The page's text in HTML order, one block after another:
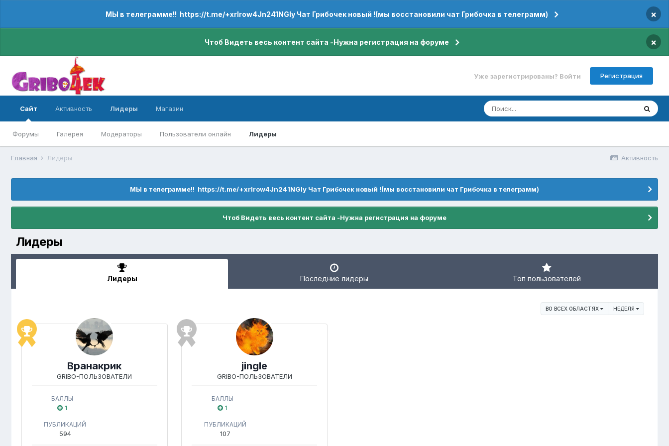
МЫ в телеграмме!! https://t.me/+xrIrow4Jn241NGIy Чат Грибочек новый !(мы восстановили чат Грибочка в телеграмм) ×
Чтоб Видеть весь контент сайта -Нужна регистрация на форуме ×
Уже зарегистрированы? Войти Регистрация
Сайт
Форумы Галерея Модераторы Пользователи онлайн Лидеры
Активность Лидеры Магазин
Активность
Главная Лидеры
МЫ в телеграмме!! https://t.me/+xrIrow4Jn241NGIy Чат Грибочек новый !(мы восстановили чат Грибочка в телеграмм)
Чтоб Видеть весь контент сайта -Нужна регистрация на форуме
Лидеры
Лидеры Последние лидеры Топ пользователей
ВО ВСЕХ ОБЛАСТЯХ НЕДЕЛЯ
Вранакрик
GRIBO-ПОЛЬЗОВАТЕЛИ
БАЛЛЫ
1
ПУБЛИКАЦИЙ
594
jingle
GRIBO-ПОЛЬЗОВАТЕЛИ
БАЛЛЫ
1
ПУБЛИКАЦИЙ
107